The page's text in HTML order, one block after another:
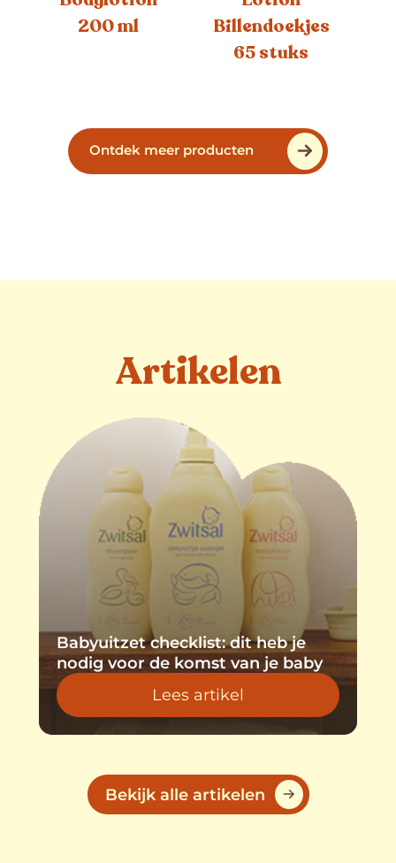
200 ml
Billendoekjes
65 stuks
Ontdek meer producten
Artikelen
Babyuitzet checklist: dit heb je
nodig voor de komst van je baby
Discover more about
Lees artikel
Bekijk alle artikelen